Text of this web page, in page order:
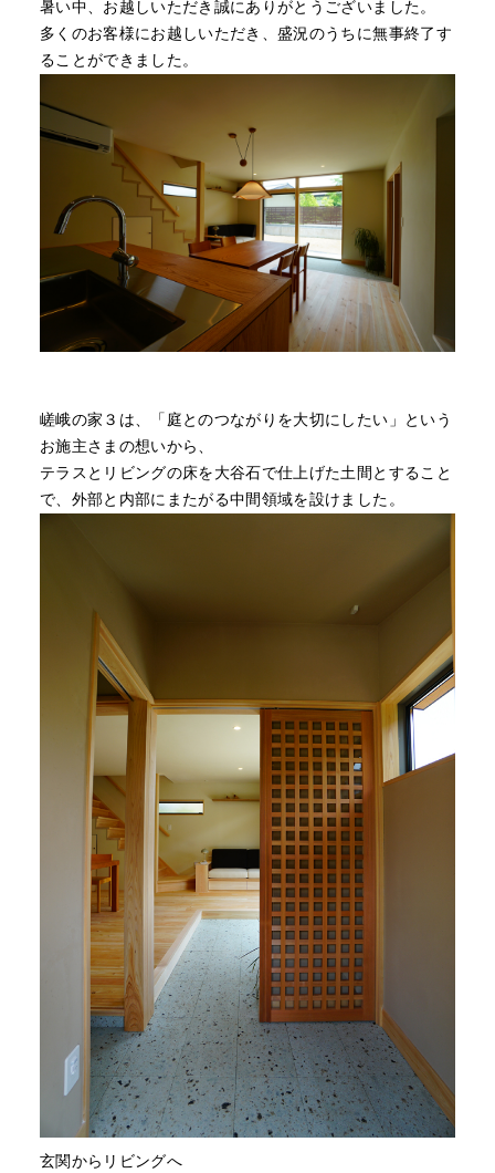
暑い中、お越しいただき誠にありがとうございました。
多くのお客様にお越しいただき、盛況のうちに無事終了す
ることができました。
嵯峨の家３は、「庭とのつながりを大切にしたい」という
お施主さまの想いから、
テラスとリビングの床を大谷石で仕上げた土間とすること
で、外部と内部にまたがる中間領域を設けました。
玄関からリビングへ